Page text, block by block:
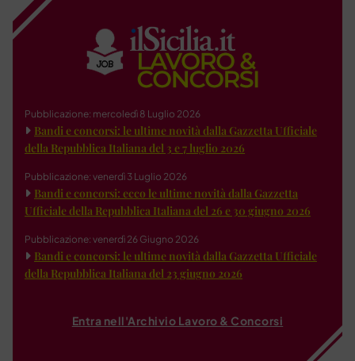
Pubblicazione: mercoledì 8 Luglio 2026
Bandi e concorsi: le ultime novità dalla Gazzetta Ufficiale
della Repubblica Italiana del 3 e 7 luglio 2026
Pubblicazione: venerdì 3 Luglio 2026
Bandi e concorsi: ecco le ultime novità dalla Gazzetta
Ufficiale della Repubblica Italiana del 26 e 30 giugno 2026
Pubblicazione: venerdì 26 Giugno 2026
Bandi e concorsi: le ultime novità dalla Gazzetta Ufficiale
della Repubblica Italiana del 23 giugno 2026
Entra nell'Archivio Lavoro & Concorsi